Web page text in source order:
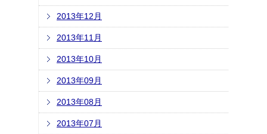
2013年12月
2013年11月
2013年10月
2013年09月
2013年08月
2013年07月